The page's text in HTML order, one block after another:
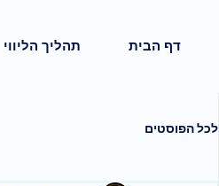
דף הבית תהליך הליווי
לכל הפוסטים